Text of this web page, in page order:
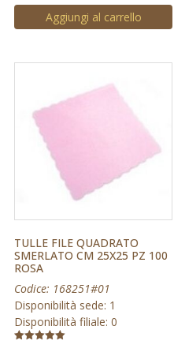
Aggiungi al carrello
TULLE FILE QUADRATO
SMERLATO CM 25X25 PZ 100
ROSA
Codice: 168251#01
Disponibilità sede: 1
Disponibilità filiale: 0